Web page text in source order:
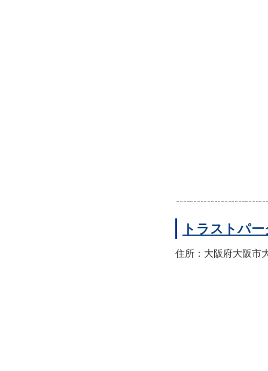
トラストパ
住所：大阪府大阪市